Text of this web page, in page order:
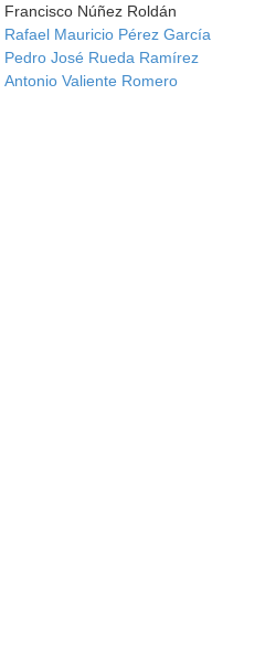
Francisco Núñez Roldán
Rafael Mauricio Pérez García
Pedro José Rueda Ramírez
Antonio Valiente Romero